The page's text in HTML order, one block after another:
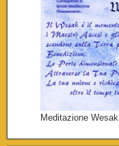
Meditazione Wesak